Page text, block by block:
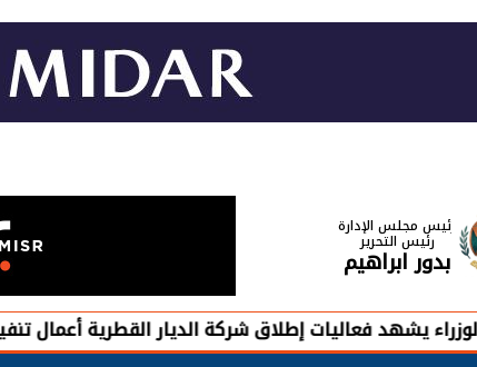
رئيس مجلس الإدارة
رئيس التحرير
بدور ابراهيم
فعاليات إطلاق شركة الديار القطرية أعمال تنفيذ